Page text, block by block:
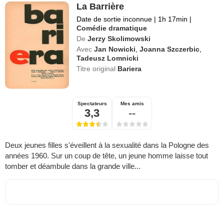
La Barrière
Date de sortie inconnue | 1h 17min |
Comédie dramatique
De Jerzy Skolimowski
Avec Jan Nowicki ,Joanna Szczerbic
Tadeusz Lomnicki
Titre original Bariera
Spectateurs
3,3
Mes amis
--
Deux jeunes filles s'éveillent à la sexualité dans la Pologne des
années 1960. Sur un coup de tête, un jeune homme laisse tout
tomber et déambule dans la grande ville...